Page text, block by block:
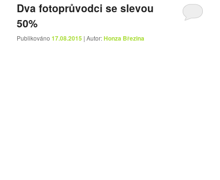
Dva fotoprůvodci se slevou
50%
Publikováno17.08.2015 | Autor:Honza Březina